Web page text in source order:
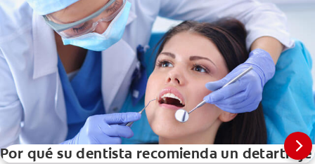
Por qué su dentista recomienda un detartraje